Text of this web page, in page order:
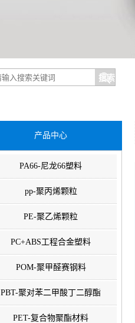
产品中心
PA66-尼龙66塑料
pp-聚丙烯颗粒
PE-聚乙烯颗粒
PC+ABS工程合金塑料
POM-聚甲醛赛钢料
PBT-聚对苯二甲酸丁二醇酯
PET-复合物聚酯材料